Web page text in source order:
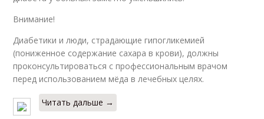
Внимание!
Диабетики и люди, страдающие гипогликемией
(пониженное содержание сахара в крови), должны
проконсультироваться с профессиональным врачом
перед использованием мёда в лечебных целях.
Читать дальше →